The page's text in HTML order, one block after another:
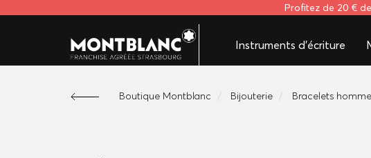
Profitez de 20 €
Instruments d'écriture
Boutique Montblanc Bijouterie Bracelets